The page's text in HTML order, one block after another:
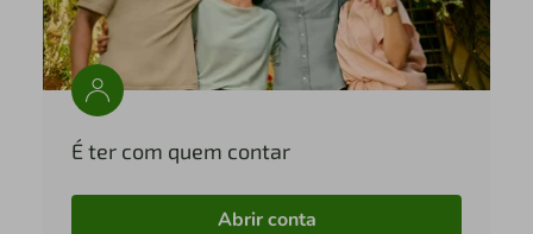
É ter com quem contar
Abrir conta